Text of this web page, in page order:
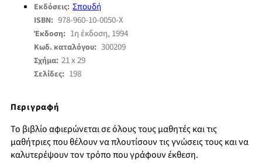
Εκδόσεις: Σπουδή
ISBN: 978-960-10-0050-Χ
Έκδοση: 1η έκδοση, 1994
Κωδ. καταλόγου: 300209
Σχήμα: 21 x 29
Σελίδες: 198
Περιγραφή
Το βιβλίο αφιερώνεται σε όλους τους μαθητές και τις
μαθήτριες που θέλουν να πλουτίσουν τις γνώσεις τους και να
καλυτερέψουν τον τρόπο που γράφουν έκθεση.